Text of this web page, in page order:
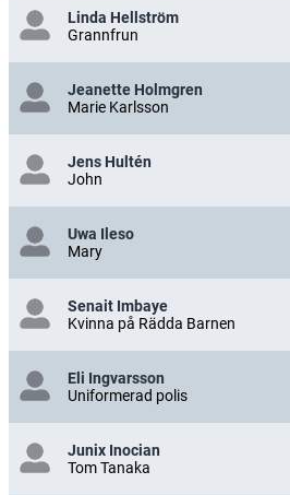
Linda Hellström
Grannfrun
Jeanette Holmgren
Marie Karlsson
Jens Hultén
John
Uwa Ileso
Mary
Senait Imbaye
Kvinna på Rädda Barnen
Eli Ingvarsson
Uniformerad polis
Junix Inocian
Tom Tanaka